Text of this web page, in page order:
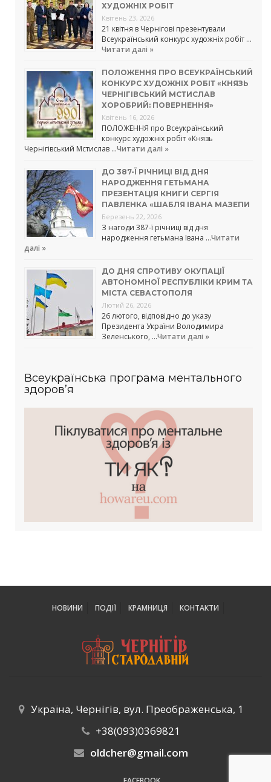
ХУДОЖНІХ РОБІТ
Квітень 23, 2026
21 квітня в Чернігові презентували
Всеукраїнський конкурс художніх робіт …
Читати далі »
ПОЛОЖЕННЯ ПРО ВСЕУКРАЇНСЬКИЙ
КОНКУРС ХУДОЖНІХ РОБІТ «КНЯЗЬ
ЧЕРНІГІВСЬКИЙ МСТИСЛАВ
ХОРОБРИЙ: ПОВЕРНЕННЯ»
Квітень 16, 2026
ПОЛОЖЕННЯ про Всеукраїнський
конкурс художніх робіт «Князь
Чернігівський Мстислав …Читати далі »
ДО 387-Ї РІЧНИЦІ ВІД ДНЯ
НАРОДЖЕННЯ ГЕТЬМАНА
ПРЕЗЕНТАЦІЯ КНИГИ СЕРГІЯ
ПАВЛЕНКА «ШАБЛЯ ІВАНА МАЗЕПИ
Березень 22, 2026
З нагоди 387-ї річниці від дня
народження гетьмана Івана …Читати
далі »
ДО ДНЯ СПРОТИВУ ОКУПАЦІЇ
АВТОНОМНОЇ РЕСПУБЛІКИ КРИМ ТА
МІСТА СЕВАСТОПОЛЯ
Лютий 26, 2026
26 лютого, відповідно до указу
Президента України Володимира
Зеленського, …Читати далі »
Всеукраїнська програма ментального
здоров’я
НОВИНИ ПОДІЇ КРАМНИЦЯ КОНТАКТИ
Україна, Чернігів, вул. Преображенська, 1
+38(093)0369821
oldcher@gmail.com